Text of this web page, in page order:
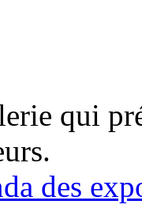
qui
des